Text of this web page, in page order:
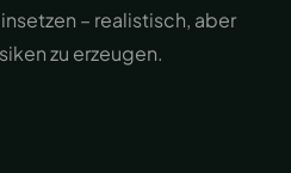
– realistisch, aber
zu erzeugen.